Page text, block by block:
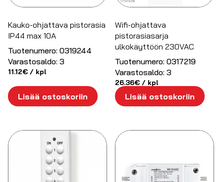
Kauko-ohjattava pistorasia
IP44 max 10A
Tuotenumero: 0319244
Varastosaldo: 3
11.12€ / kpl
Lisää ostoskoriin
Wifi-ohjattava
pistorasiasarja
ulkokäyttöön 230VAC
Tuotenumero: 0317219
Varastosaldo: 3
26.36€ / kpl
Lisää ostoskoriin